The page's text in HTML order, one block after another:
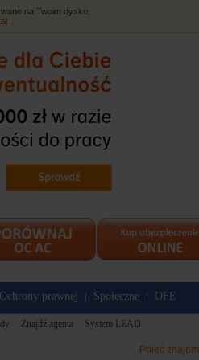
na Twoim dysku,
Ochrony prawnej Społeczne OFE
Znajdź agenta System LEAD
Poleć